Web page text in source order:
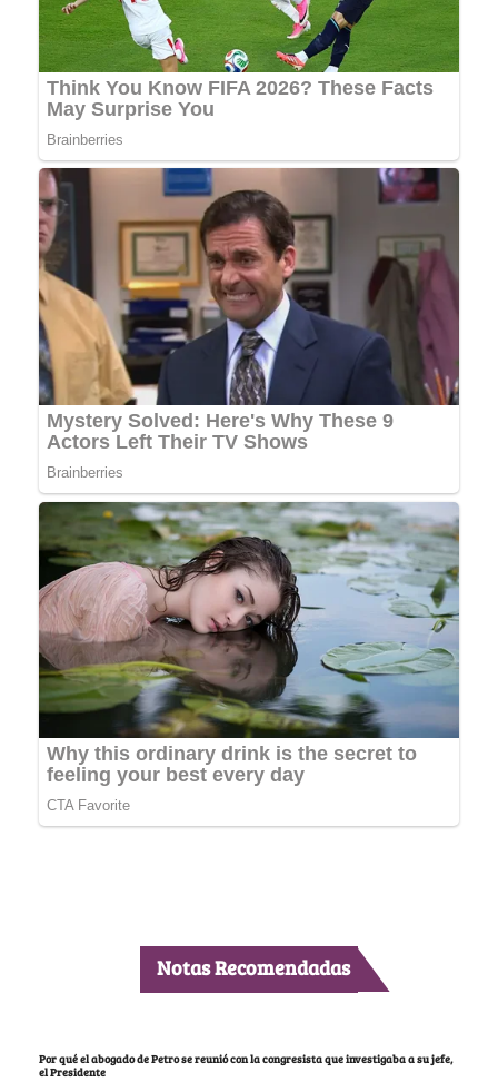
Notas Recomendadas
Por qué el abogado de Petro se reunió con la congresista que investigaba a su jefe,
el Presidente